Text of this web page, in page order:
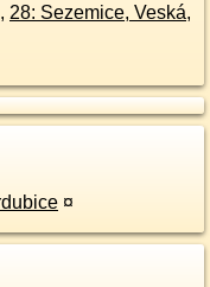
, 28: Sezemice, Veská,
¤